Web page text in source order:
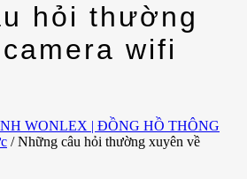
hỏi thường
wifi
WONLEX | ĐỒNG HỒ THÔNG
/ Những câu hỏi thường xuyên về